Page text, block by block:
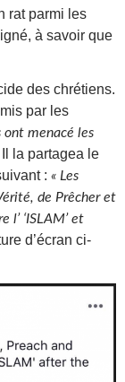
rat parmi les
à savoir que
des chrétiens.
par les
ont menacé les
Il la partagea le
: « Les
de Prêcher et
l’ ‘ISLAM’ et
d’écran ci-